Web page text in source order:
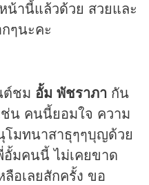
น้านี้แล้วด้วย สวยและ
ๆนะคะ
ต์ชม อั้ม พัชราภา กัน
ช่น คนนี้ยอมใจ ความ
มทนาสาธุๆๆบุญด้วย
มคนนี้ ไม่เคยขาด
อเลยสักครั้ง ขอ